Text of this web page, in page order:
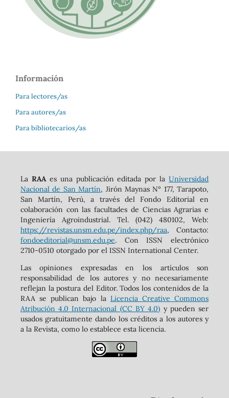
Información
Para lectores/as
Para autores/as
Para bibliotecarios/as
La RAAes una publicación editada por laUniversidad
Nacional de San Martín, Jirón Maynas N° 177, Tarapoto,
San Martín, Perú, a través del Fondo Editorial en
colaboración con las facultades de Ciencias Agrarias e
Ingeniería Agroindustrial. Tel. (042) 480102, Web:
https://revistas.unsm.edu.pe/index.php/raa, Contacto:
fondoeditorial@unsm.edu.pe. Con ISSN electrónico
2710-0510 otorgado por el ISSN International Center.
Las opiniones expresadas en los artículos son
responsabilidad de los autores y no necesariamente
reflejan la postura del Editor. Todos los contenidos de la
RAA se publican bajo la Licencia Creative Commons
Atribución 4.0 Internacional (CC BY 4.0) y pueden ser
usados gratuitamente dando los créditos a los autores y
a la Revista, como lo establece esta licencia.